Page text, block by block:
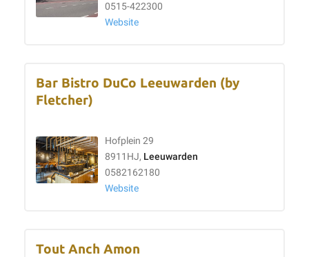
0515-422300
Website
Bar Bistro DuCo Leeuwarden (by
Fletcher)
Hofplein 29
8911HJ, Leeuwarden
0582162180
Website
Tout Anch Amon